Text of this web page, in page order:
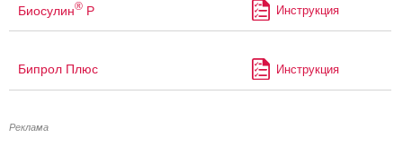
Биосулин® Р Инструкция
Бипрол Плюс Инструкция
Реклама